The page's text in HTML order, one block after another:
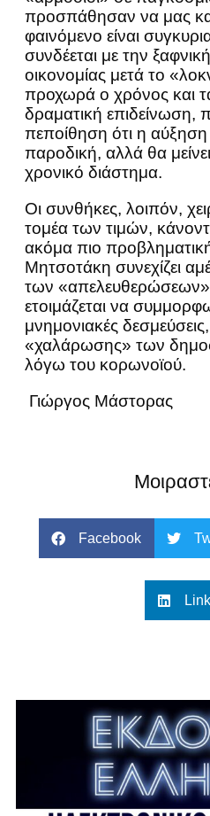
προσπάθησαν να μας
φαινόμενο είναι
συνδέεται με την
οικονομίας μετά το
προχωρά ο χρόνος και
δραματική επιδείνωση,
πεποίθηση ότι η αύξηση
παροδική, αλλά θα
χρονικό διάστημα.
Οι συνθήκες, λοιπόν,
τομέα των τιμών,
ακόμα πιο
Μητσοτάκη συνεχίζει
των
ετοιμάζεται να
μνημονιακές
«χαλάρωσης» των
λόγω του κορωνοϊού.
Γιώργος Μάστορας
Facebook